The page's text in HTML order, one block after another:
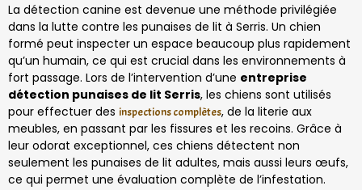
La détection canine est devenue une méthode privilégiée
dans la lutte contre les punaises de lit à Serris. Un chien
formé peut inspecter un espace beaucoup plus rapidement
qu’un humain, ce qui est crucial dans les environnements à
fort passage. Lors de l’intervention d’une entreprise
détection punaises de lit Serris, les chiens sont utilisés
pour effectuer des inspections complètes, de la literie aux
meubles, en passant par les fissures et les recoins. Grâce à
leur odorat exceptionnel, ces chiens détectent non
seulement les punaises de lit adultes, mais aussi leurs œufs,
ce qui permet une évaluation complète de l’infestation.